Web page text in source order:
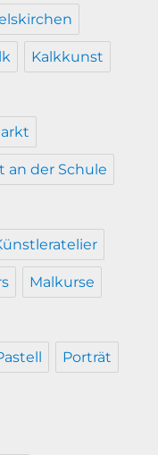
Kalkkunst
an der Schule
Malkurse
Porträt